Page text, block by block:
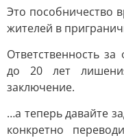
Это пособничество
жителей в
Ответственность
до 20 лет
заключение.
…а теперь давайте
конкретно